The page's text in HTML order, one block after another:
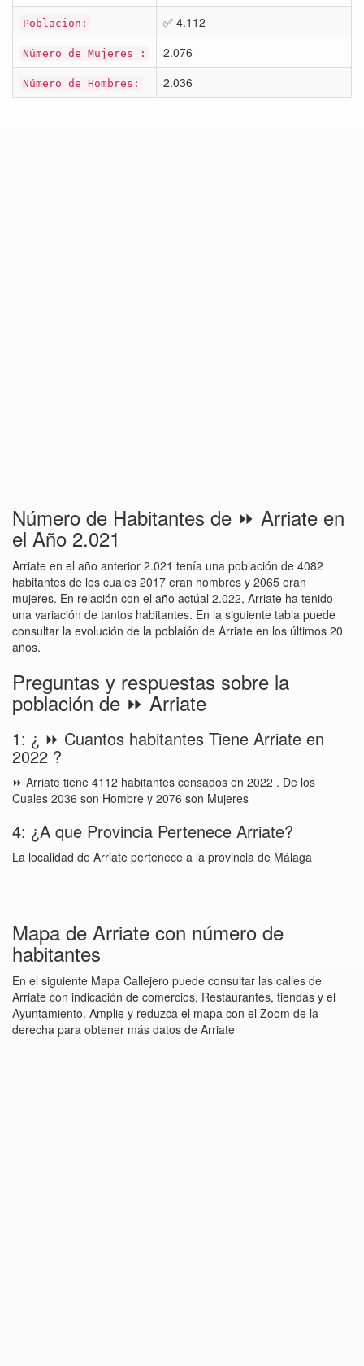
Poblacion: ✅ 4.112
Número de Mujeres : 2.076
Número de Hombres: 2.036
Número de Habitantes de ⏩ Arriate en
el Año 2.021
Arriate en el año anterior 2.021 tenía una población de 4082
habitantes de los cuales 2017 eran hombres y 2065 eran
mujeres. En relación con el año actúal 2.022, Arriate ha tenido
una variación de tantos habitantes. En la siguiente tabla puede
consultar la evolución de la poblaión de Arriate en los últimos 20
años.
Preguntas y respuestas sobre la
población de ⏩ Arriate
1: ¿ ⏩ Cuantos habitantes Tiene Arriate en
2022 ?
⏩ Arriate tiene 4112 habitantes censados en 2022 . De los
Cuales 2036 son Hombre y 2076 son Mujeres
4: ¿A que Provincia Pertenece Arriate?
La localidad de Arriate pertenece a la provincia de Málaga
Mapa de Arriate con número de
habitantes
En el siguiente Mapa Callejero puede consultar las calles de
Arriate con indicación de comercios, Restaurantes, tiendas y el
Ayuntamiento. Amplie y reduzca el mapa con el Zoom de la
derecha para obtener más datos de Arriate